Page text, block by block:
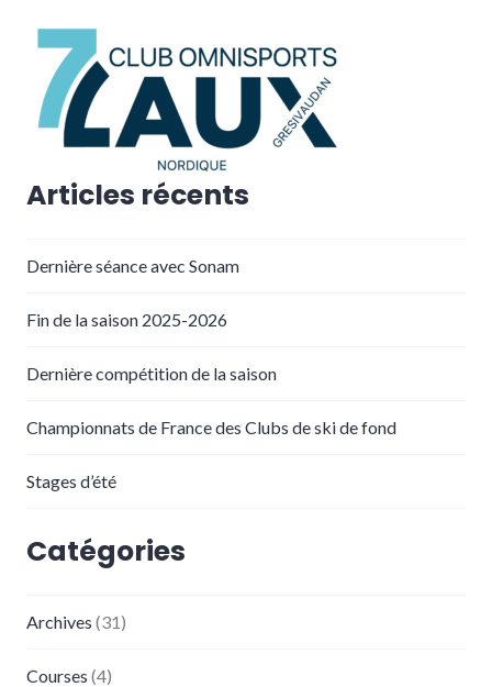
Articles récents
Dernière séance avec Sonam
Fin de la saison 2025-2026
Dernière compétition de la saison
Championnats de France des Clubs de ski de fond
Stages d’été
Catégories
Archives (31)
Courses (4)